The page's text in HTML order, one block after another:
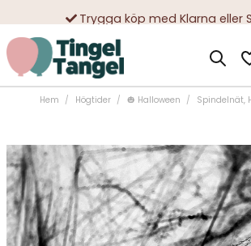
Trygga köp med Klarna eller
10 000-tals nöjda kunder
Hem Högtider 🎃 Halloween Spindelnät,